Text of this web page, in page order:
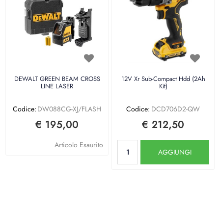
DEWALT GREEN BEAM CROSS
LINE LASER
Codice: DW088CG-XJ/FLASH
€ 195,00
Articolo Esaurito
12V Xr Sub-Compact Hdd (2Ah
Kit)
Codice: DCD706D2-QW
€ 212,50
AGGIUNGI